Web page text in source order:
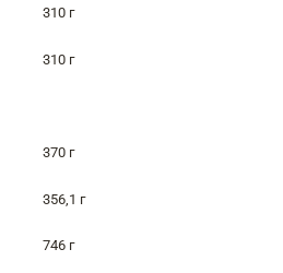
310 г
310 г
370 г
356,1 г
746 г